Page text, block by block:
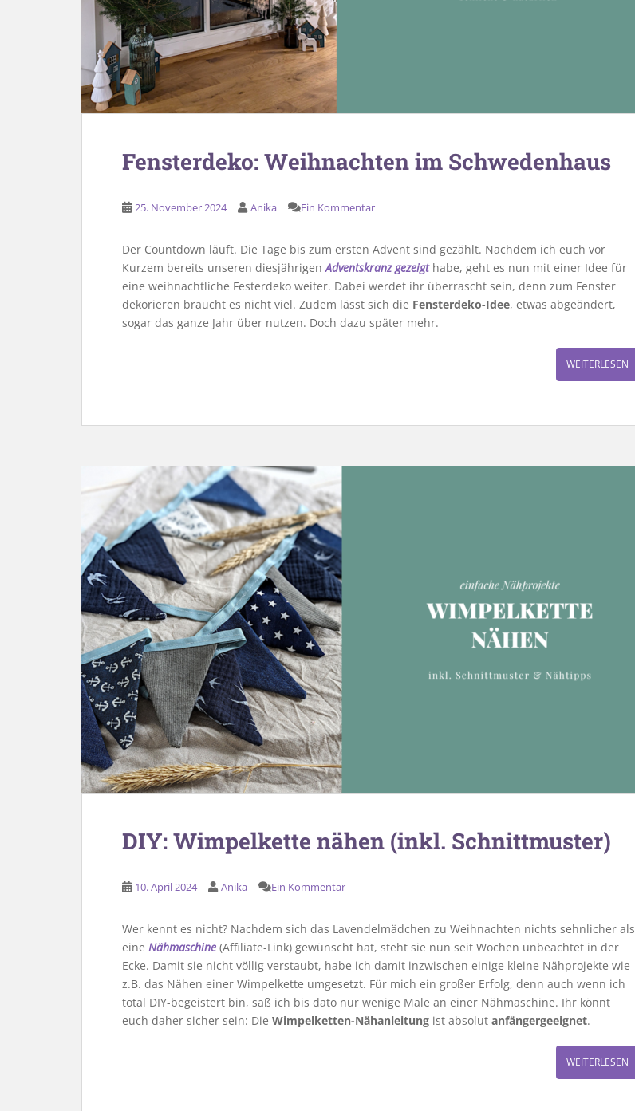
Fensterdeko: Weihnachten im Schwedenhaus
25. November 2024 Anika Ein Kommentar
Der Countdown läuft. Die Tage bis zum ersten Advent sind gezählt. Nachdem ich euch vor
Kurzem bereits unseren diesjährigenAdventskranz gezeigthabe, geht es nun mit einer Idee für
eine weihnachtliche Festerdeko weiter. Dabei werdet ihr überrascht sein, denn zum Fenster
dekorieren braucht es nicht viel. Zudem lässt sich die Fensterdeko-Idee, etwas abgeändert,
sogar das ganze Jahr über nutzen. Doch dazu später mehr.
WEITERLESEN
DIY: Wimpelkette nähen (inkl. Schnittmuster)
10. April 2024 Anika Ein Kommentar
Wer kennt es nicht? Nachdem sich das Lavendelmädchen zu Weihnachten nichts sehnlicher als
eine Nähmaschine (Affiliate-Link) gewünscht hat, steht sie nun seit Wochen unbeachtet in der
Ecke. Damit sie nicht völlig verstaubt, habe ich damit inzwischen einige kleine Nähprojekte wie
z.B. das Nähen einer Wimpelkette umgesetzt. Für mich ein großer Erfolg, denn auch wenn ich
total DIY-begeistert bin, saß ich bis dato nur wenige Male an einer Nähmaschine. Ihr könnt
euch daher sicher sein: Die Wimpelketten-Nähanleitung ist absolut anfängergeeignet.
WEITERLESEN